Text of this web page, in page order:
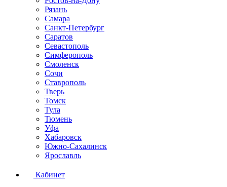
Рязань
Самара
Санкт-Петербург
Саратов
Севастополь
Симферополь
Смоленск
Сочи
Ставрополь
Тверь
Томск
Тула
Тюмень
Уфа
Хабаровск
Южно-Сахалинск
Ярославль
Кабинет